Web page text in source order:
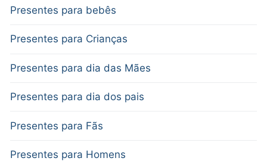
Presentes para bebês
Presentes para Crianças
Presentes para dia das Mães
Presentes para dia dos pais
Presentes para Fãs
Presentes para Homens